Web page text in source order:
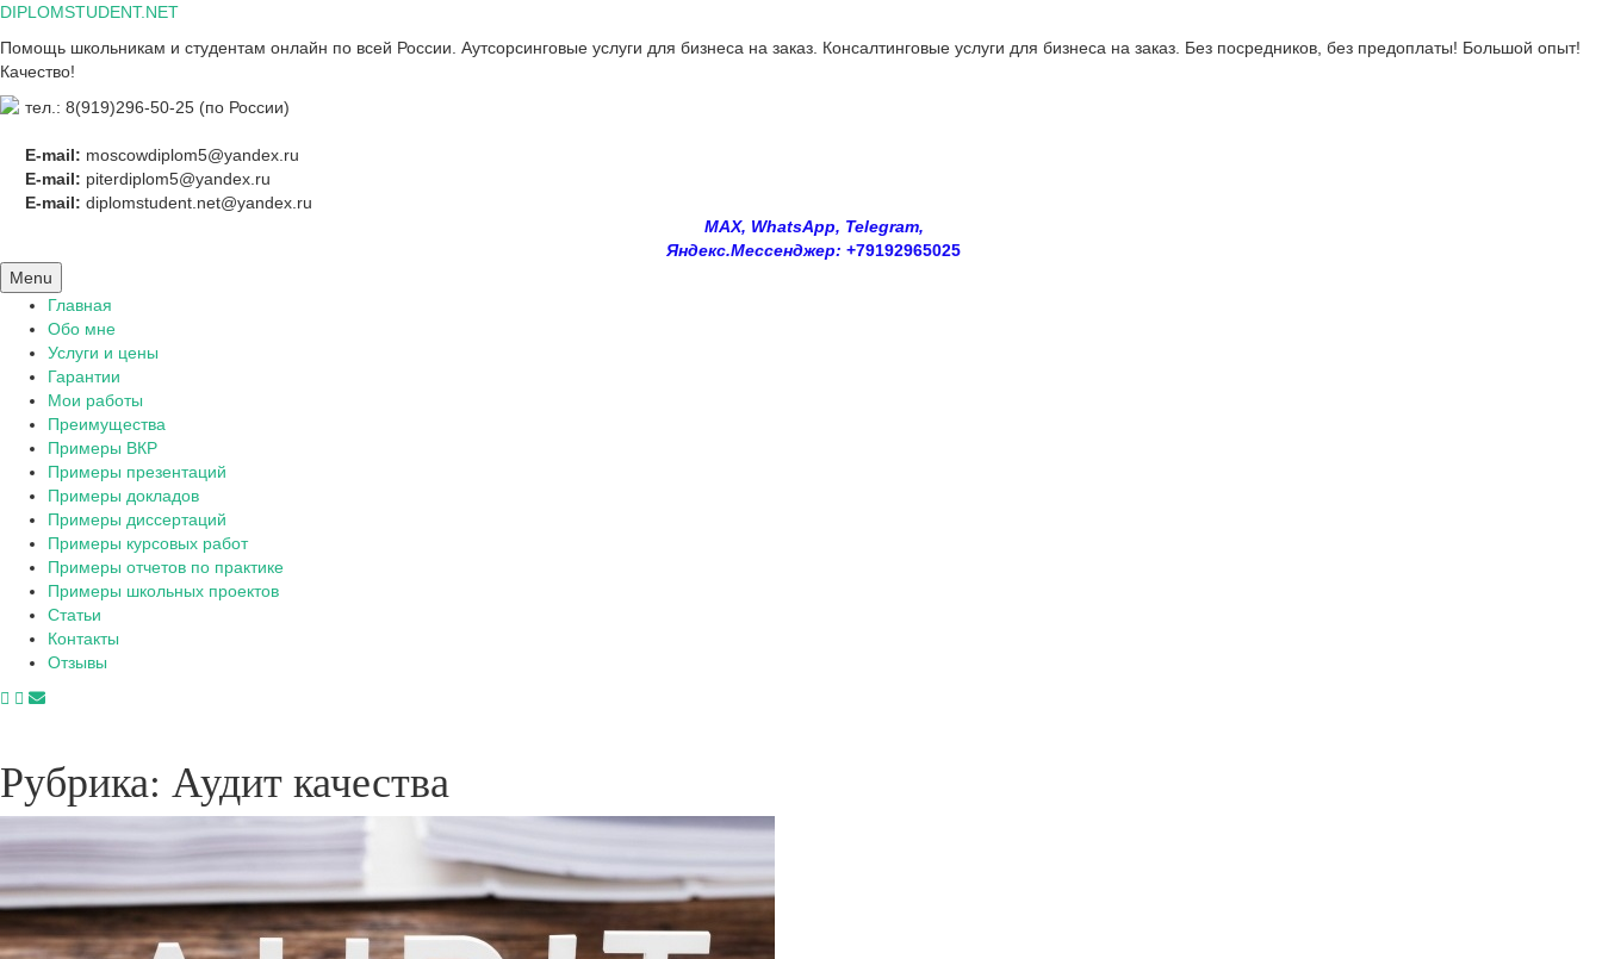
Skip
content
DIPLOMSTUDENT.NET
Помощь школьникам и студентам онлайн по всей России. Аутсорсинговые услуги для бизнеса на заказ. Консалтинговые услуги для бизнеса на заказ. Без посредников, без предоплаты! Большой опыт!
Качество!
тел.: 8(919)296-50-25 (по России)
E-mail: moscowdiplom5@yandex.ru
E-mail: piterdiplom5@yandex.ru
E-mail: diplomstudent.net@yandex.ru
MAX, WhatsApp, Telegram,
Яндекс.Мессенджер: +79192965025
Menu
Главная
Обо мне
Услуги и цены
Гарантии
Мои работы
Преимущества
Примеры ВКР
Примеры презентаций
Примеры докладов
Примеры диссертаций
Примеры курсовых работ
Примеры отчетов по практике
Примеры школьных проектов
Статьи
Контакты
Отзывы
Рубрика: Аудит качества